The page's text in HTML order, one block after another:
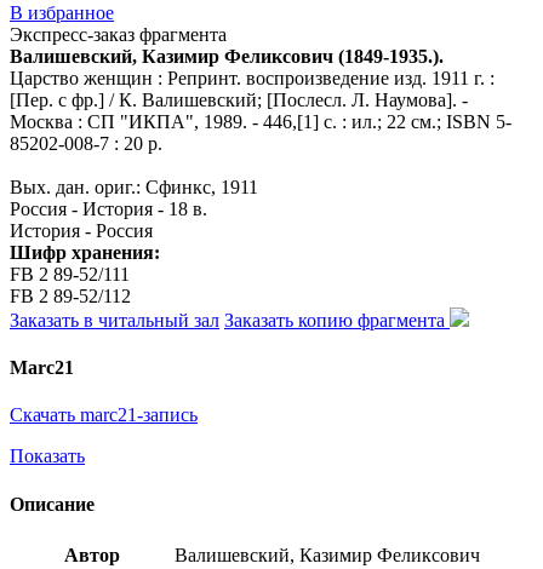
В избранное
Экспресс-заказ фрагмента
Валишевский, Казимир Феликсович (1849-1935.).
Царство женщин : Репринт. воспроизведение изд. 1911 г. :
[Пер. с фр.] / К. Валишевский; [Послесл. Л. Наумова]. -
Москва : СП "ИКПА", 1989. - 446,[1] с. : ил.; 22 см.; ISBN 5-
85202-008-7 : 20 р.
Вых. дан. ориг.: Сфинкс, 1911
Россия - История - 18 в.
История - Россия
Шифр хранения:
FB 2 89-52/111
FB 2 89-52/112
Заказать в читальный зал Заказать копию фрагмента
Marc21
Скачать marc21-запись
Показать
Описание
Автор
Валишевский, Казимир Феликсович